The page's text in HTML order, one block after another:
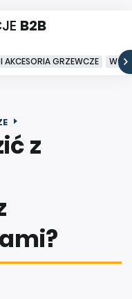
B2B
AKCESORIA GRZEWCZE
z